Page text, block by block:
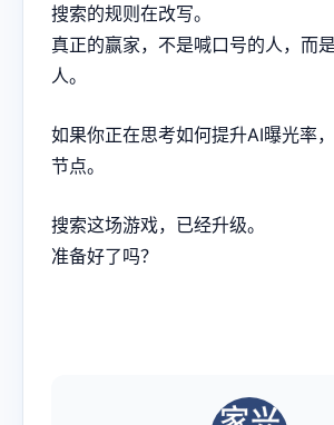
搜索的规则在改写。
真正的赢家，不是喊口号的人，而
人。
如果你正在思考如何提升AI曝光率
节点。
搜索这场游戏，已经升级。
准备好了吗？